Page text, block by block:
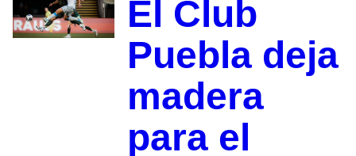
El Club
Puebla deja
madera
para el